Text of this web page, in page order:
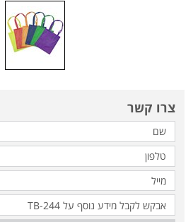
צרו קשר